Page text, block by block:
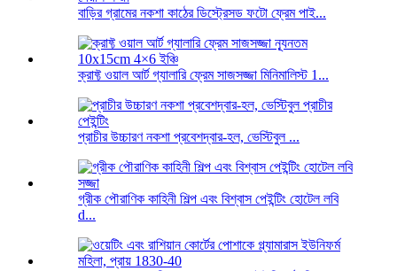
বাড়ির গ্রামের নকশা কাঠের ডিস্ট্রেসড ফটো ফ্রেম পাই...
ক্রাফ্ট ওয়াল আর্ট গ্যালারি ফ্রেম সাজসজ্জা মিনিমালিস্ট 1...
প্রাচীর উচ্চারণ নকশা প্রবেশদ্বার-হল, ভেস্টিবুল ...
গ্রীক পৌরাণিক কাহিনী শিল্প এবং বিশ্বাস পেইন্টিং হোটেল লবি
d...